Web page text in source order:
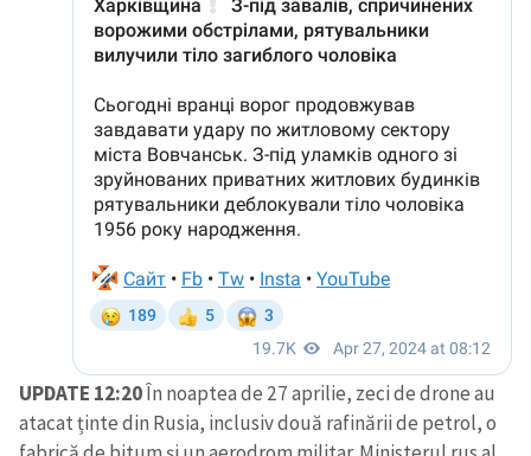
UPDATE 12:20În noaptea de 27 aprilie, zeci de drone au
atacat ținte din Rusia, inclusiv două rafinării de petrol, o